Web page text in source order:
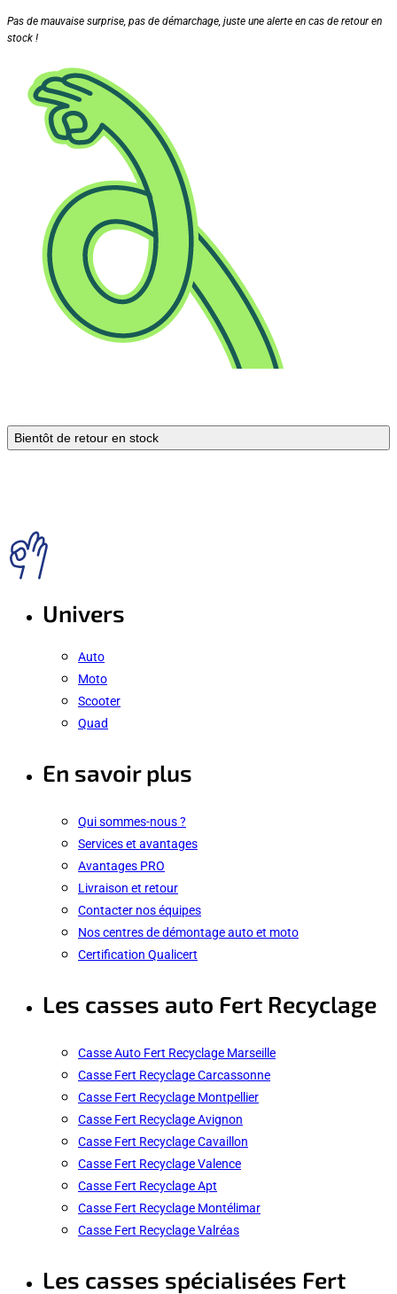
Pas de mauvaise surprise, pas de démarchage, juste une alerte en cas de retour en
stock !
Bientôt de retour en stock
Univers
Auto
Moto
Scooter
Quad
En savoir plus
Qui sommes-nous ?
Services et avantages
Avantages PRO
Livraison et retour
Contacter nos équipes
Nos centres de démontage auto et moto
Certification Qualicert
Les casses auto Fert Recyclage
Casse Auto Fert Recyclage Marseille
Casse Fert Recyclage Carcassonne
Casse Fert Recyclage Montpellier
Casse Fert Recyclage Avignon
Casse Fert Recyclage Cavaillon
Casse Fert Recyclage Valence
Casse Fert Recyclage Apt
Casse Fert Recyclage Montélimar
Casse Fert Recyclage Valréas
Les casses spécialisées Fert